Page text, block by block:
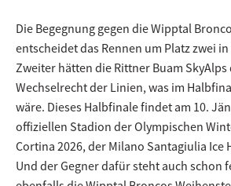
Die Begegnung gegen die Wipptal
entscheidet das Rennen um Platz zwei in
Zweiter hätten die Rittner Buam SkyAlps
Wechselrecht der Linien, was im
wäre. Dieses Halbfinale findet am 10.
offiziellen Stadion der Olympischen
Cortina 2026, der Milano Santagiulia Ice
Und der Gegner dafür steht auch schon